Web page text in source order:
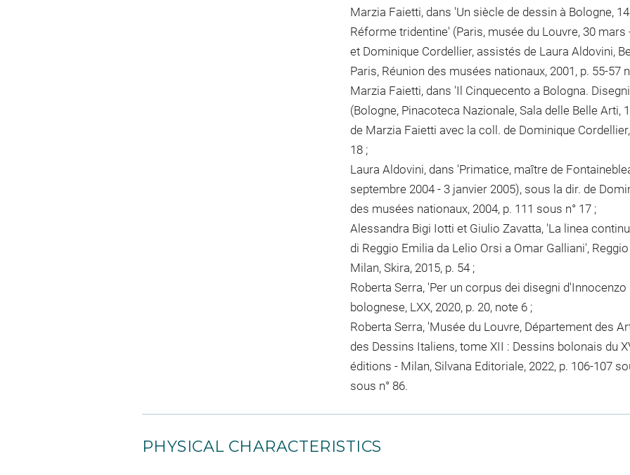
Marzia Faietti, dans 'Un siècle de dessin à Bologne,
Réforme tridentine' (Paris, musée du Louvre, 30
et Dominique Cordellier, assistés de Laura Aldovini,
Paris, Réunion des musées nationaux, 2001, p. 55-57
Marzia Faietti, dans 'Il Cinquecento a Bologna.
(Bologne, Pinacoteca Nazionale, Sala delle Belle Arti,
de Marzia Faietti avec la coll. de Dominique
18 ;
Laura Aldovini, dans 'Primatice, maître de
septembre 2004 - 3 janvier 2005), sous la dir. de
des musées nationaux, 2004, p. 111 sous n° 17 ;
Alessandra Bigi Iotti et Giulio Zavatta, 'La linea
di Reggio Emilia da Lelio Orsi a Omar Galliani',
Milan, Skira, 2015, p. 54 ;
Roberta Serra, 'Per un corpus dei disegni
bolognese, LXX, 2020, p. 20, note 6 ;
Roberta Serra, 'Musée du Louvre, Département des
des Dessins Italiens, tome XII : Dessins bolonais du
éditions - Milan, Silvana Editoriale, 2022, p. 106-107
sous n° 86.
PHYSICAL CHARACTERISTICS